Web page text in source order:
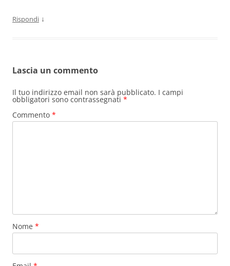
Rispondi ↓
Lascia un commento
Il tuo indirizzo email non sarà pubblicato. I campi
obbligatori sono contrassegnati *
Commento *
Nome *